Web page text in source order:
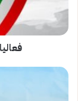
الإجازات